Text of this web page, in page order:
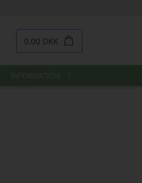
0,00 DKK
INFORMATION